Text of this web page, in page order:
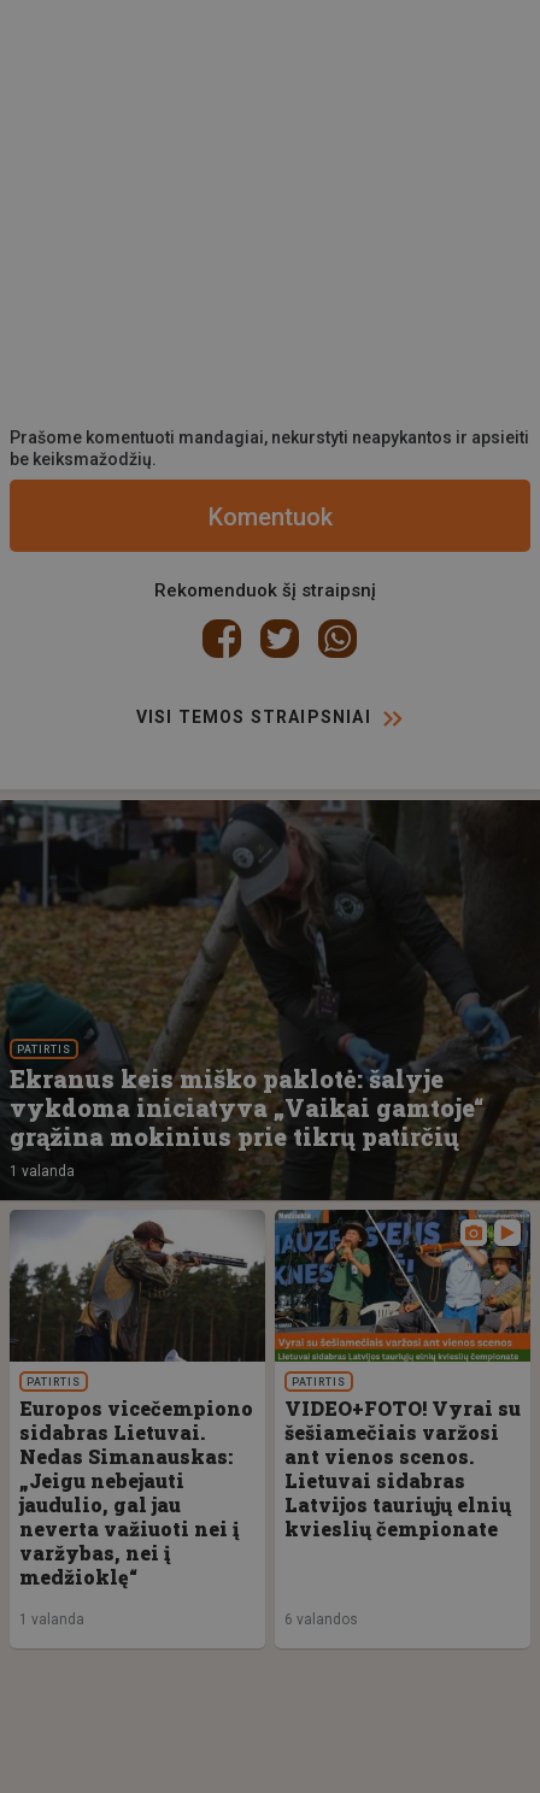
Prašome komentuoti mandagiai, nekurstyti neapykantos ir apsieiti
be keiksmažodžių.
Komentuok
Rekomenduok šį straipsnį
VISI TEMOS STRAIPSNIAI
PATIRTIS
Ekranus keis miško paklotė: šalyje
vykdoma iniciatyva „Vaikai gamtoje“
grąžina mokinius prie tikrų patirčių
1 valanda
PATIRTIS
Europos vicečempiono
sidabras Lietuvai.
Nedas Simanauskas:
„Jeigu nebejauti
jaudulio, gal jau
neverta važiuoti nei į
varžybas, nei į
medžioklę“
1 valanda
PATIRTIS
VIDEO+FOTO! Vyrai su
šešiamečiais varžosi
ant vienos scenos.
Lietuvai sidabras
Latvijos tauriųjų elnių
kvieslių čempionate
6 valandos